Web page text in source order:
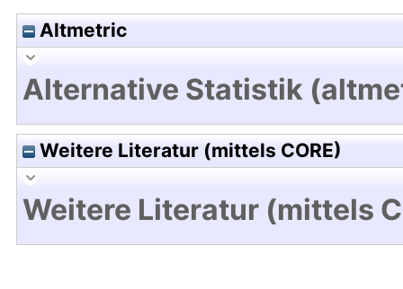
Altmetric
Alternative Statistik
Weitere Literatur (mittels CORE)
Weitere Literatur (mittels